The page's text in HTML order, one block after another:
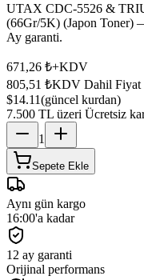
UTAX CDC-5526 &
(66Gr/5K) (Japon Toner)
Ay garanti.
671,26 ₺+KDV
805,51 ₺KDV Dahil Fiyat
$14.11(güncel kurdan)
7.500 TL üzeri Ücretsiz
1
Sepete Ekle
Aynı gün kargo
16:00'a kadar
12 ay garanti
Orijinal performans